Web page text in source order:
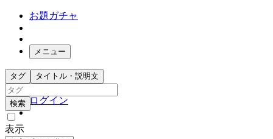
お題ガチャ
メニュー
お題箱
ガチャ検索
ログイン
タグ タイトル・説明文
検索
表示